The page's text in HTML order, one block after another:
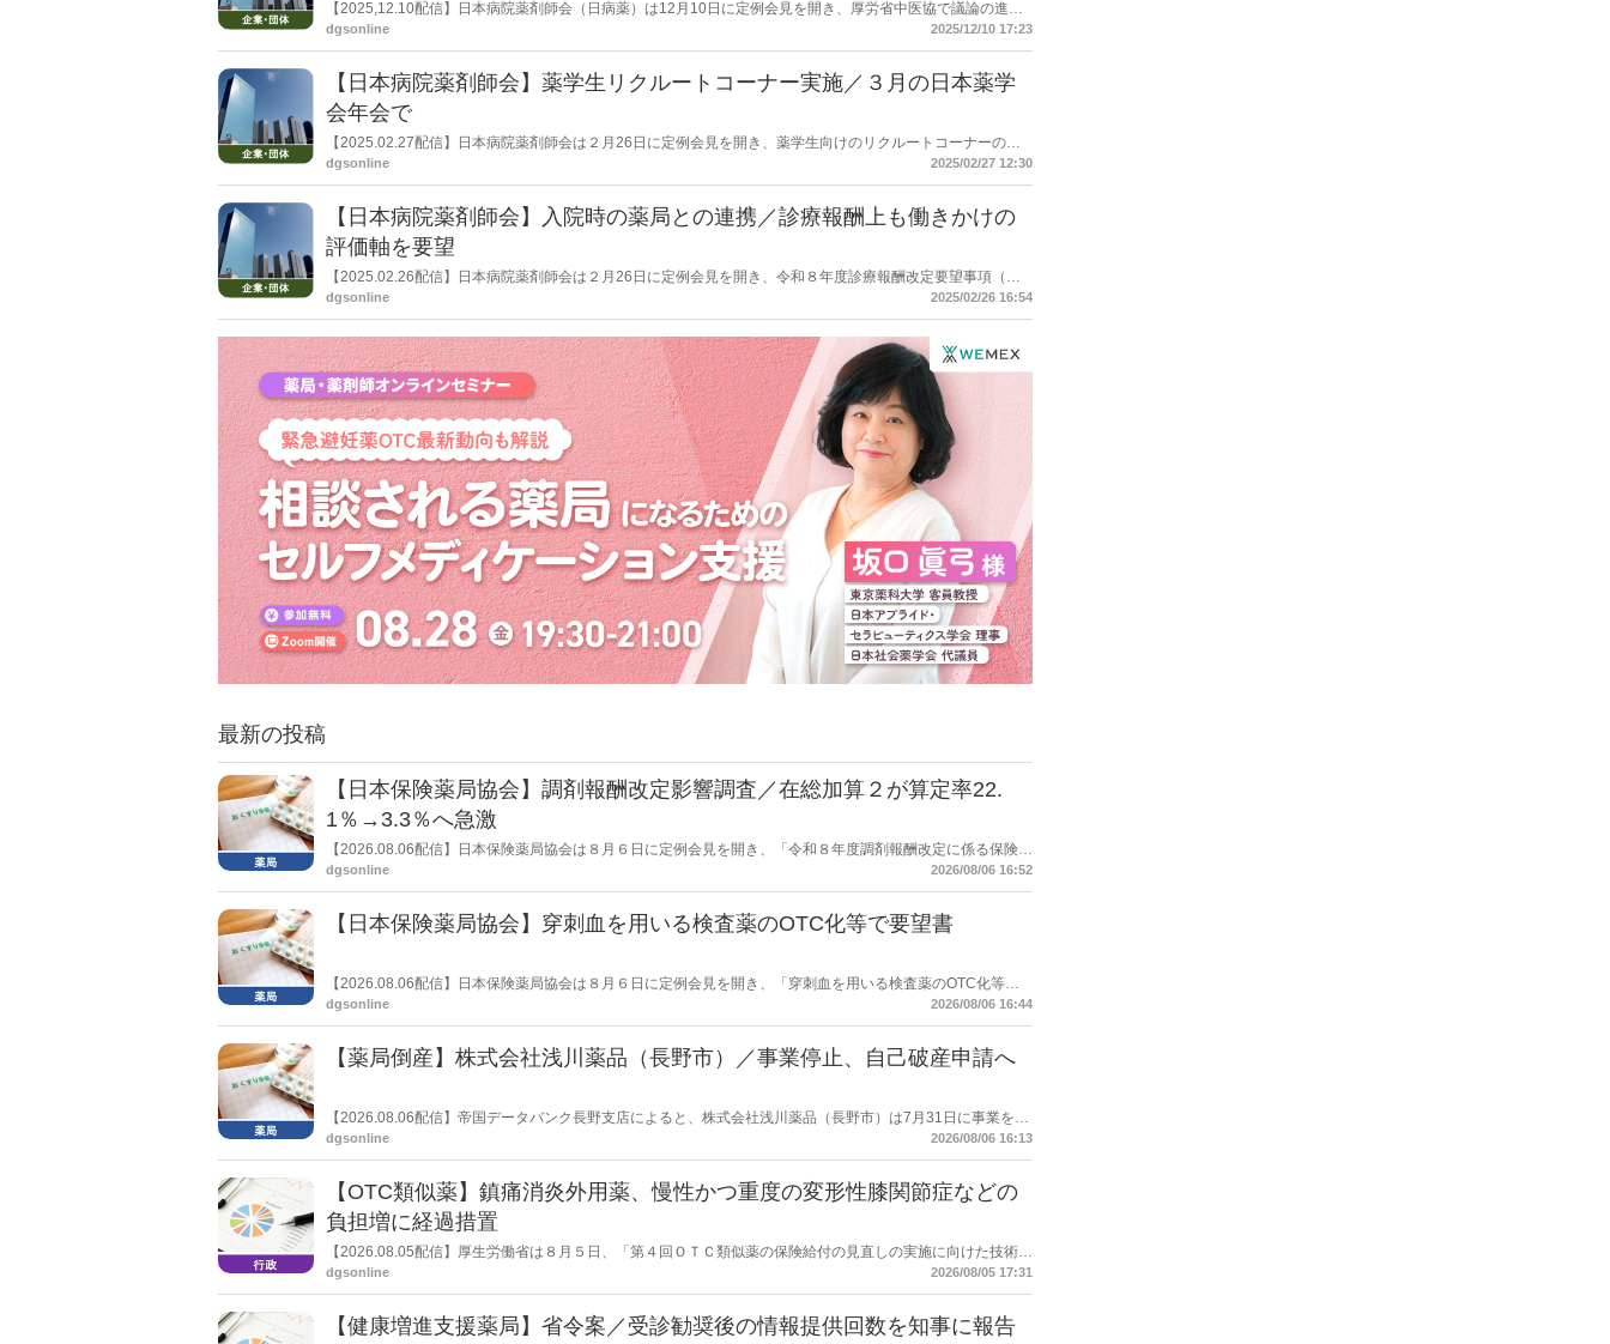
【2025,12.10配信】日本病院薬剤師会（日病薬）は12月10日に定例会見を開き、厚労省中医協で議論の進ん
でいる次期診療報酬改定について、期待できるとの見方を示した。日病薬が要望事項に挙げていた転所時の情
dgsonline 2025/12/10 17:23
【日本病院薬剤師会】薬学生リクルートコーナー実施／３月の日本薬学
会年会で
【2025.02.27配信】日本病院薬剤師会は２月26日に定例会見を開き、薬学生向けのリクルートコーナーの実
施について説明した。今年３月に開かれる日本薬学会第145年会（福岡）で出展する。昨年12月の会見でも開
dgsonline 2025/02/27 12:30
【日本病院薬剤師会】入院時の薬局との連携／診療報酬上も働きかけの
評価軸を要望
【2025.02.26配信】日本病院薬剤師会は２月26日に定例会見を開き、令和８年度診療報酬改定要望事項（た
たき台）について説明した。
dgsonline 2025/02/26 16:54
最新の投稿
【日本保険薬局協会】調剤報酬改定影響調査／在総加算２が算定率22.
1％→3.3％へ急激
【2026.08.06配信】日本保険薬局協会は８月６日に定例会見を開き、「令和８年度調剤報酬改定に係る保険薬
局への影響」の調査結果を公表した。在宅分野では、在宅薬学総合体制加算2の算定率が22.1％から3.3％へ大
dgsonline 2026/08/06 16:52
【日本保険薬局協会】穿刺血を用いる検査薬のOTC化等で要望書
【2026.08.06配信】日本保険薬局協会は８月６日に定例会見を開き、「穿刺血を用いる検査薬のOTC化等に
関する要望書」を厚生労働省 医薬局長宛に提出したことを説明した。
dgsonline 2026/08/06 16:44
【薬局倒産】株式会社浅川薬品（長野市）／事業停止、自己破産申請へ
【2026.08.06配信】帝国データバンク長野支店によると、株式会社浅川薬品（長野市）は7月31日に事業を停
止し、自己破産申請の準備に入った。
dgsonline 2026/08/06 16:13
【OTC類似薬】鎮痛消炎外用薬、慢性かつ重度の変形性膝関節症などの
負担増に経過措置
【2026.08.05配信】厚生労働省は８月５日、「第４回ＯＴＣ類似薬の保険給付の見直しの実施に向けた技術的
検討会」を開催。「中間とりまとめ（案）」を提示し了承した。今後、社会保障審議会医療保険部会等に報告
dgsonline 2026/08/05 17:31
【健康増進支援薬局】省令案／受診勧奨後の情報提供回数を知事に報告